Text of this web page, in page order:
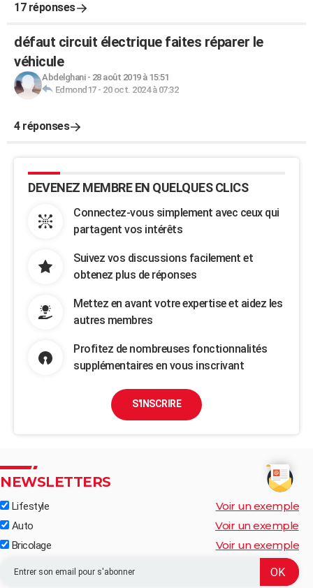
17 réponses
défaut circuit électrique faites réparer le
véhicule
Abdelghani- 28 août 2019 à 15:51
Edmond17- 20 oct. 2024 à 07:32
4 réponses
DEVENEZ MEMBRE EN QUELQUES CLICS
Connectez-vous simplement avec ceux qui
partagent vos intérêts
Suivez vos discussions facilement et
obtenez plus de réponses
Mettez en avant votre expertise et aidez les
autres membres
Profitez de nombreuses fonctionnalités
supplémentaires en vous inscrivant
S'INSCRIRE
NEWSLETTERS
Lifestyle Voir un exemple
Auto Voir un exemple
Bricolage Voir un exemple